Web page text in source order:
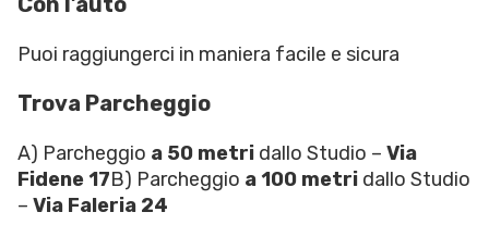
Puoi raggiungerci in maniera facile e sicura
Trova Parcheggio
A) Parcheggio a 50 metri dallo Studio – Via
Fidene 17B) Parcheggio a 100 metri dallo Studio
– Via Faleria 24